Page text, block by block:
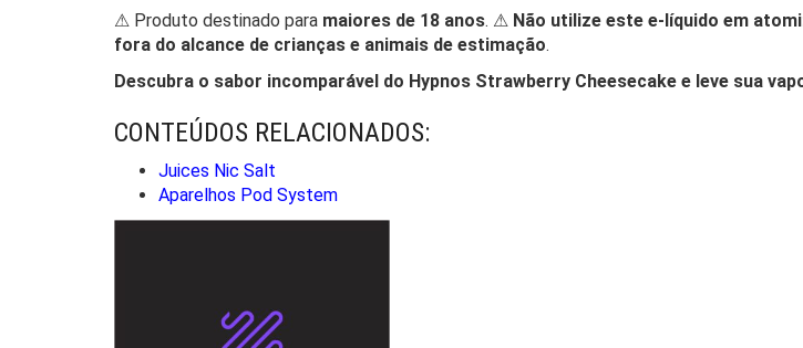
⚠ Produto destinado para maiores de 18 anos. ⚠ Não utilize este e-líquido em
fora do alcance de crianças e animais de estimação.
Descubra o sabor incomparável do Hypnos Strawberry Cheesecake e leve sua
CONTEÚDOS RELACIONADOS:
Juices Nic Salt
Aparelhos Pod System